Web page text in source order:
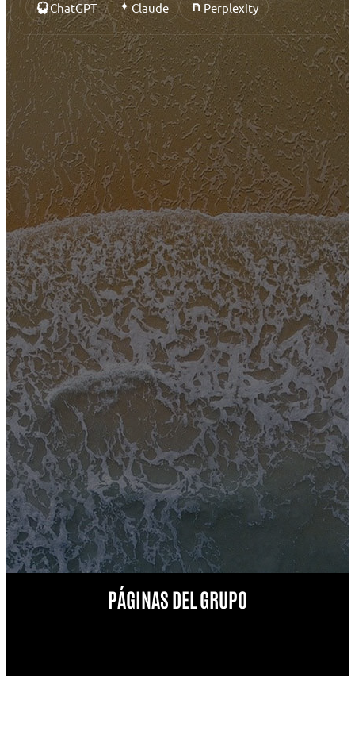
ChatGPT Claude Perplexity
PÁGINAS DEL GRUPO